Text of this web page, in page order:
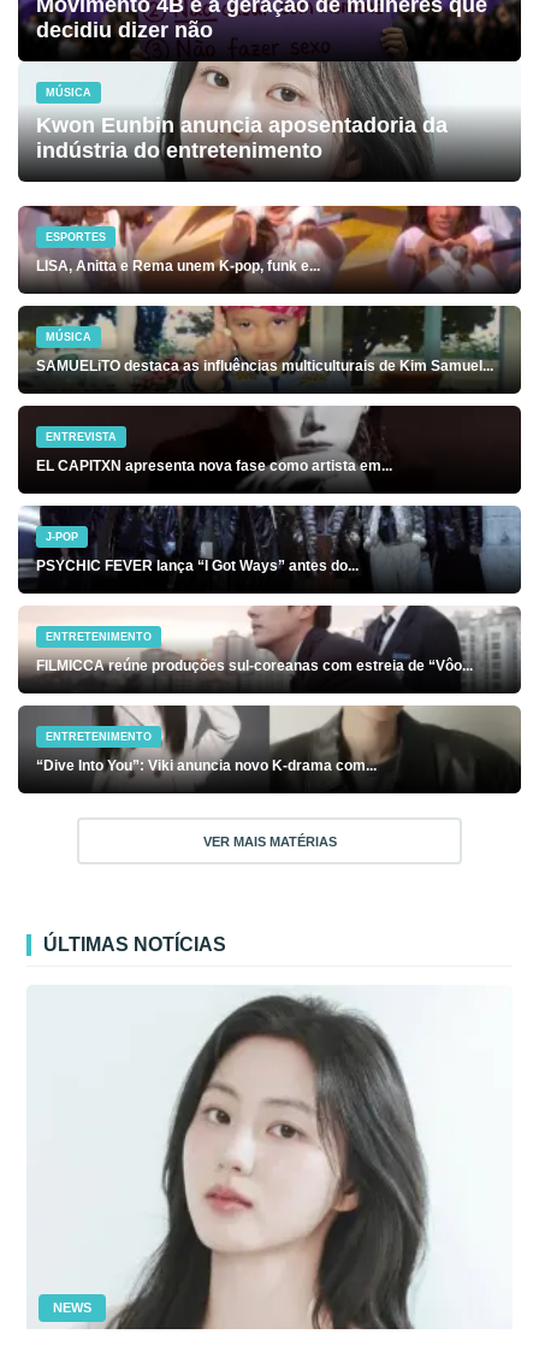
Movimento 4B e a geração de mulheres que
decidiu dizer não
MÚSICA
Kwon Eunbin anuncia aposentadoria da
indústria do entretenimento
ESPORTES
LISA, Anitta e Rema unem K-pop, funk e...
MÚSICA
SAMUELiTO destaca as influências multiculturais de Kim Samuel...
ENTREVISTA
EL CAPITXN apresenta nova fase como artista em...
J-POP
PSYCHIC FEVER lança “I Got Ways” antes do...
ENTRETENIMENTO
FILMICCA reúne produções sul-coreanas com estreia de “Vôo...
ENTRETENIMENTO
“Dive Into You”: Viki anuncia novo K-drama com...
VER MAIS MATÉRIAS
ÚLTIMAS NOTÍCIAS
NEWS